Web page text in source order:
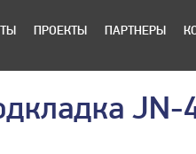
ПРОЕКТЫ ПАРТНЕРЫ
JN-